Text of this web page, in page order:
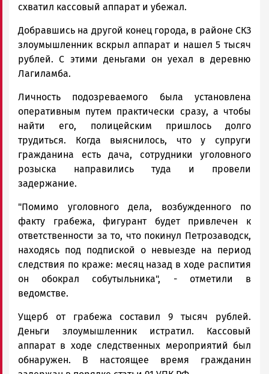
схватил кассовый аппарат и убежал.
Добравшись на другой конец города, в районе СКЗ
злоумышленник вскрыл аппарат и нашел 5 тысяч
рублей. С этими деньгами он уехал в деревню
Лагиламба.
Личность подозреваемого была установлена
оперативным путем практически сразу, а чтобы
найти его, полицейским пришлось долго
трудиться. Когда выяснилось, что у супруги
гражданина есть дача, сотрудники уголовного
розыска направились туда и провели
задержание.
"Помимо уголовного дела, возбужденного по
факту грабежа, фигурант будет привлечен к
ответственности за то, что покинул Петрозаводск,
находясь под подпиской о невыезде на период
следствия по краже: месяц назад в ходе распития
он обокрал собутыльника", - отметили в
ведомстве.
Ущерб от грабежа составил 9 тысяч рублей.
Деньги злоумышленник истратил. Кассовый
аппарат в ходе следственных мероприятий был
обнаружен. В настоящее время гражданин